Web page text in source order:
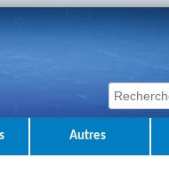
Autres